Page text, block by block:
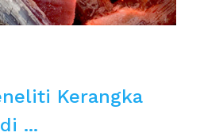
Kerangka
...